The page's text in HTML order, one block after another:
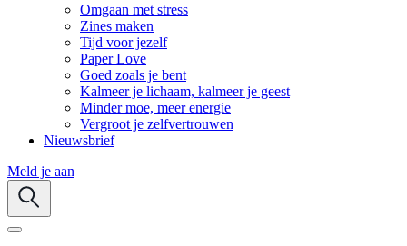
Omgaan met stress
Zines maken
Tijd voor jezelf
Paper Love
Goed zoals je bent
Kalmeer je lichaam, kalmeer je geest
Minder moe, meer energie
Vergroot je zelfvertrouwen
Nieuwsbrief
Meld je aan